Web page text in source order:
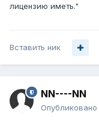
лицензию иметь."
Вставить ник
NN----NN
Опубликовано